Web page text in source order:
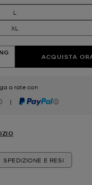
L
XL
ACQUISTA
a rate con
| PayPal
SPEDIZIONE E RESI